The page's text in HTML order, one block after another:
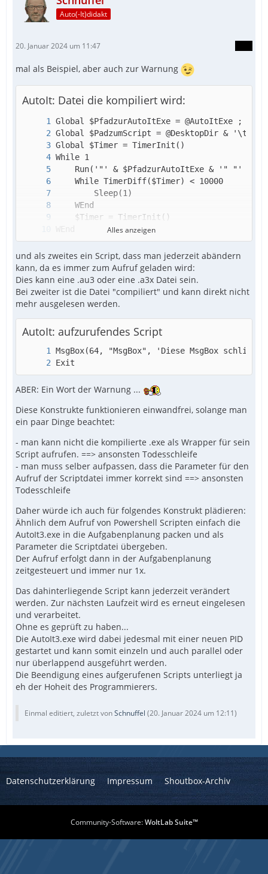
Auto(-It)didakt
20. Januar 2024 um 11:47
mal als Beispiel, aber auch zur Warnung
AutoIt: Datei die kompiliert wird:
Exit
Alles anzeigen
und als zweites ein Script, dass man jederzeit abändern
kann, da es immer zum Aufruf geladen wird:
Dies kann eine .au3 oder eine .a3x Datei sein.
Bei zweiter ist die Datei "compiliert" und kann direkt nicht
mehr ausgelesen werden.
AutoIt: aufzurufendes Script
Exit
ABER: Ein Wort der Warnung ...
Diese Konstrukte funktionieren einwandfrei, solange man
ein paar Dinge beachtet:
- man kann nicht die kompilierte .exe als Wrapper für sein
Script aufrufen. ==> ansonsten Todesschleife
- man muss selber aufpassen, dass die Parameter für den
Aufruf der Scriptdatei immer korrekt sind ==> ansonsten
Todesschleife
Daher würde ich auch für folgendes Konstrukt plädieren:
Ähnlich dem Aufruf von Powershell Scripten einfach die
AutoIt3.exe in die Aufgabenplanung packen und als
Parameter die Scriptdatei übergeben.
Der Aufruf erfolgt dann in der Aufgabenplanung
zeitgesteuert und immer nur 1x.
Das dahinterliegende Script kann jederzeit verändert
werden. Zur nächsten Laufzeit wird es erneut eingelesen
und verarbeitet.
Ohne es geprüft zu haben...
Die AutoIt3.exe wird dabei jedesmal mit einer neuen PID
gestartet und kann somit einzeln und auch parallel oder
nur überlappend ausgeführt werden.
Die Beendigung eines aufgerufenen Scripts unterliegt ja
eh der Hoheit des Programmierers.
Einmal editiert, zuletzt vonSchnuffel (20. Januar 2024 um 12:11)
Datenschutzerklärung Impressum Shoutbox-Archiv
Community-Software:WoltLab Suite™